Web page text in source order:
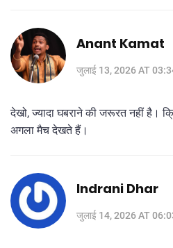
Anant Kamat
जुलाई 13, 2026 AT
देखो, ज्यादा घबराने की जरूरत नहीं है।
अगला मैच देखते हैं।
Indrani Dhar
जुलाई 14, 2026 AT